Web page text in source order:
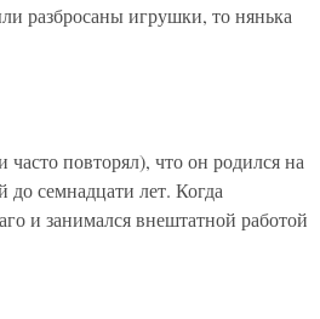
разбросаны игрушки, то нянька
повторял), что он родился на
до семнадцати лет. Когда
и занимался внештатной работой